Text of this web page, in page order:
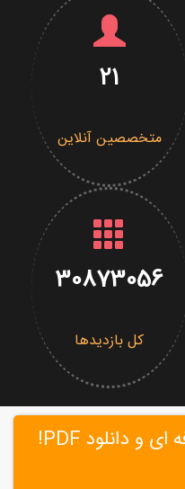
21
متخصصین آنلاین
30873056
کل بازدیدها
ساخت رایگان رزومه حرفه ای و دانلود PDF!